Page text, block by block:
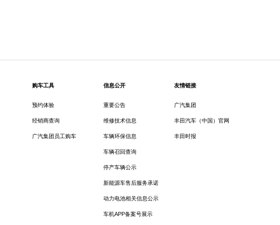
购车工具
预约体验
经销商查询
广汽集团员工购车
信息公开
重要公告
维修技术信息
车辆环保信息
车辆召回查询
停产车辆公示
新能源车售后服务承诺
动力电池相关信息公示
车机APP备案号展示
友情链接
广汽集团
丰田汽车（中国）官网
丰田时报